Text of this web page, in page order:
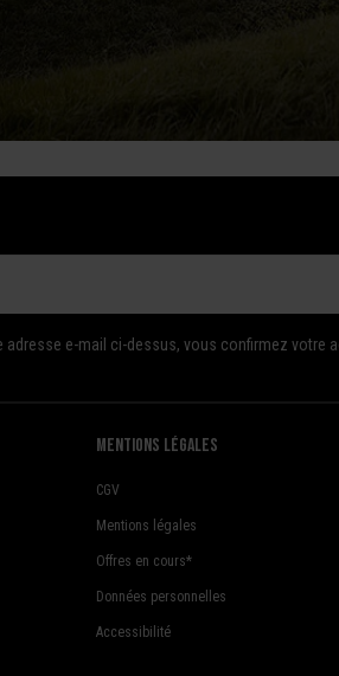
adresse e-mail ci-dessus, vous confirmez votre
mentions légales
CGV
Mentions légales
Offres en cours*
Données personnelles
Accessibilité